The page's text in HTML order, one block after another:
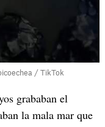
/ TikTok
grababan el
la mala mar que